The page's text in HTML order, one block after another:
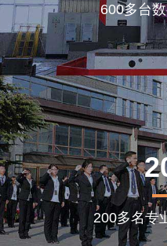
600多台
200多名专